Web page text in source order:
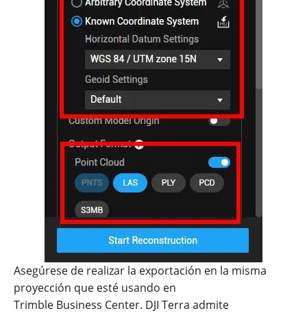
Asegúrese de realizar la exportación en la misma
proyección que esté usando en
Trimble Business Center. DJI Terra admite